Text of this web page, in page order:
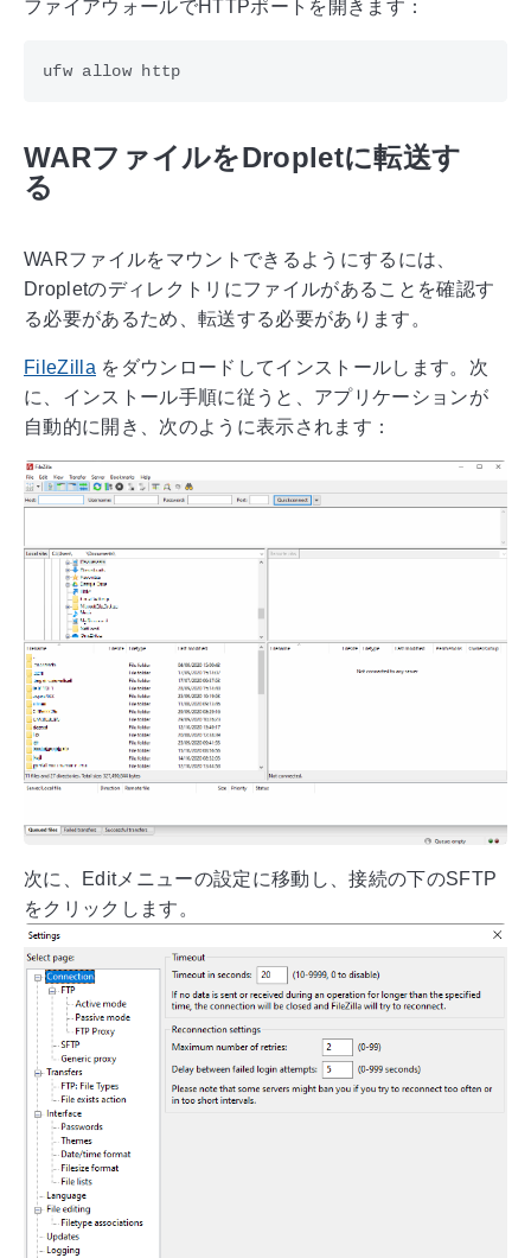
ファイアウォールでHTTPポートを開きます：
WARファイルをDropletに転送す
る
WARファイルをマウントできるようにするには、
Dropletのディレクトリにファイルがあることを確認す
る必要があるため、転送する必要があります。
FileZilla をダウンロードしてインストールします。次
に、インストール手順に従うと、アプリケーションが
自動的に開き、次のように表示されます：
次に、Editメニューの設定に移動し、接続の下のSFTP
をクリックします。